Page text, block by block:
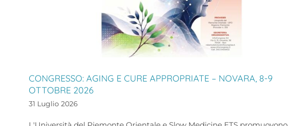
CONGRESSO: AGING E CURE APPROPRIATE – NOVARA, 8-9
OTTOBRE 2026
31 Luglio 2026